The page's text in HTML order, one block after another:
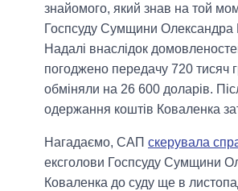
знайомого, який знав на той
Госпсуду Сумщини Олександра
Надалі внаслідок
погоджено передачу 720 тисяч
обміняли на 26 600 доларів.
одержання коштів Коваленка
Нагадаємо, САП скерувала
ексголови Госпсуду Сумщини
Коваленка до суду ще в